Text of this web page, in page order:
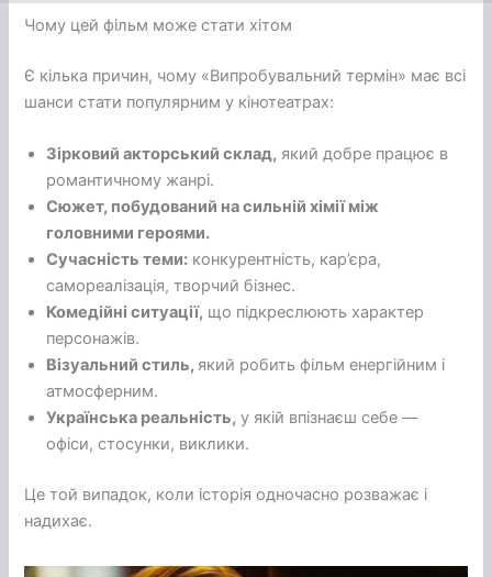
Чому цей фільм може стати хітом
Є кілька причин, чому «Випробувальний термін» має всі
шанси стати популярним у кінотеатрах:
Зірковий акторський склад, який добре працює в
романтичному жанрі.
Сюжет, побудований на сильній хімії між
головними героями.
Сучасність теми: конкурентність, кар’єра,
самореалізація, творчий бізнес.
Комедійні ситуації, що підкреслюють характер
персонажів.
Візуальний стиль, який робить фільм енергійним і
атмосферним.
Українська реальність, у якій впізнаєш себе —
офіси, стосунки, виклики.
Це той випадок, коли історія одночасно розважає і
надихає.